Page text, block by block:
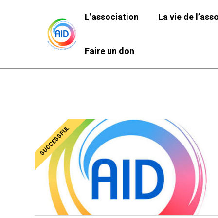
L’association La vie de
Faire un don
SUCCESSFUL